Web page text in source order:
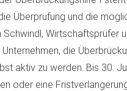
Überprüfung und die
Wirtschaftsprüfer
die
aktiv zu werden. Bis 30.
oder eine